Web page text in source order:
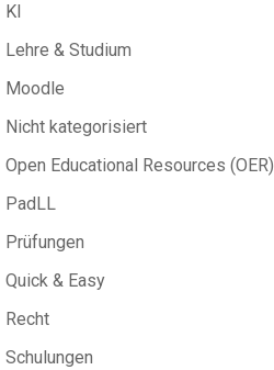
KI
Lehre & Studium
Moodle
Nicht kategorisiert
Open Educational Resources (OER)
PadLL
Prüfungen
Quick & Easy
Recht
Schulungen